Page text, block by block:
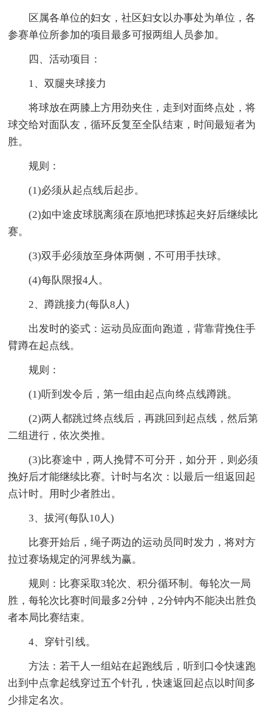
区属各单位的妇女，社区妇女以办事处为单位，各
参赛单位所参加的项目最多可报两组人员参加。
四、活动项目：
1、双腿夹球接力
将球放在两膝上方用劲夹住，走到对面终点处，将
球交给对面队友，循环反复至全队结束，时间最短者为
胜。
规则：
(1)必须从起点线后起步。
(2)如中途皮球脱离须在原地把球拣起夹好后继续比
赛。
(3)双手必须放至身体两侧，不可用手扶球。
(4)每队限报4人。
2、蹲跳接力(每队8人)
出发时的姿式：运动员应面向跑道，背靠背挽住手
臂蹲在起点线。
规则：
(1)听到发令后，第一组由起点向终点线蹲跳。
(2)两人都跳过终点线后，再跳回到起点线，然后第
二组进行，依次类推。
(3)比赛途中，两人挽臂不可分开，如分开，则必须
挽好后才能继续比赛。计时与名次：以最后一组返回起
点计时。用时少者胜出。
3、拔河(每队10人)
比赛开始后，绳子两边的运动员同时发力，将对方
拉过赛场规定的河界线为赢。
规则：比赛采取3轮次、积分循环制。每轮次一局
胜，每轮次比赛时间最多2分钟，2分钟内不能决出胜负
者本局比赛结束。
4、穿针引线。
方法：若干人一组站在起跑线后，听到口令快速跑
出到中点拿起线穿过五个针孔，快速返回起点以时间多
少排定名次。